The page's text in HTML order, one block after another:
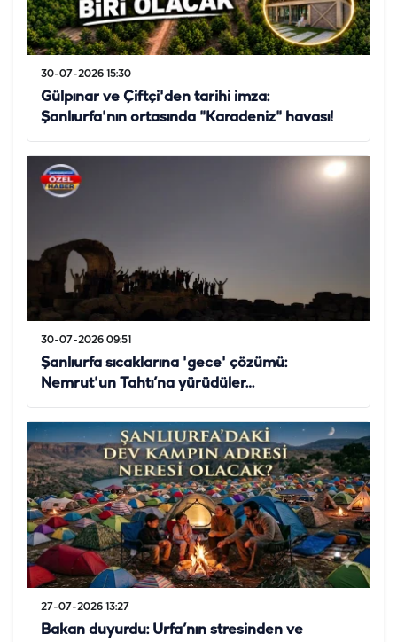
30-07-2026 15:30
Gülpınar ve Çiftçi'den tarihi imza:
Şanlıurfa'nın ortasında "Karadeniz" havası!
30-07-2026 09:51
Şanlıurfa sıcaklarına 'gece' çözümü:
Nemrut'un Tahtı’na yürüdüler…
27-07-2026 13:27
Bakan duyurdu: Urfa’nın stresinden ve